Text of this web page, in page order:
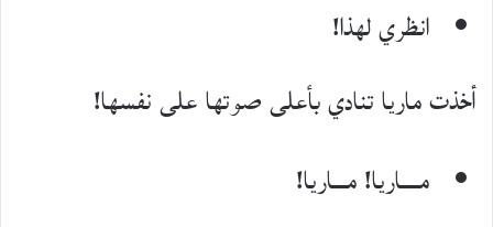
انظري لهذا!
أخذت ماريا تنادي بأعلى صوتها على نفسها!
مــــاريا! مـــاريا!